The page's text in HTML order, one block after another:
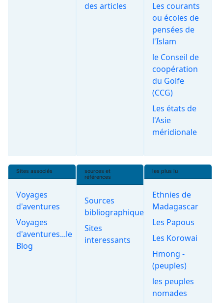
des articles
Les courants
ou écoles de
pensées de
l'Islam
le Conseil de
coopération
du Golfe
(CCG)
Les états de
l'Asie
méridionale
Sites associés
Voyages
d'aventures
Voyages
d'aventures...le
Blog
sources et
références
Sources
bibliographiques
Sites
interessants
les plus lu
Ethnies de
Madagascar
Les Papous
Les Korowai
Hmong -
(peuples)
les peuples
nomades